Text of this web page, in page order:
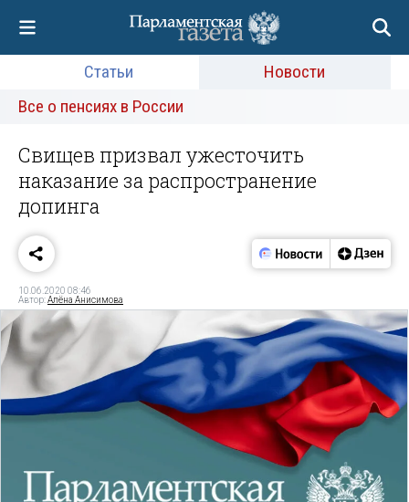
Статьи
Новости
Все о пенсиях в России
Свищев призвал ужесточить
наказание за распространение
допинга
10.06.2020 08:46
Автор:Алёна Анисимова